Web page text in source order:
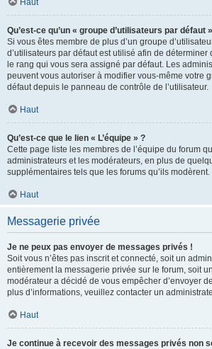
Haut
Qu’est-ce qu’un « groupe d’utilisateurs par défaut
Si vous êtes membre de plus d’un groupe
d’utilisateurs par défaut est utilisé afin de
le rang qui vous sera assigné par défaut. Les
peuvent vous autoriser à modifier vous-même votre
défaut depuis le panneau de contrôle de l’utilisateur.
Haut
Qu’est-ce que le lien « L’équipe » ?
Cette page liste les membres de l’équipe du forum
administrateurs et les modérateurs, en plus de
supplémentaires tels que les forums qu’ils modèrent.
Haut
Messagerie privée
Je ne peux pas envoyer de messages privés !
Soit vous n’êtes pas inscrit et connecté, soit un
entièrement la messagerie privée sur le forum, soit
modérateur a décidé de vous empêcher d’envoyer
plus d’informations, veuillez contacter un
Haut
Je continue à recevoir des messages privés non